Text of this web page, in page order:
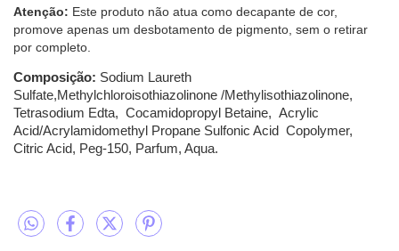
Atenção: Este produto não atua como decapante de cor,
promove apenas um desbotamento de pigmento, sem o retirar
por completo.
Composição: Sodium Laureth
Sulfate,Methylchloroisothiazolinone /Methylisothiazolinone,
Tetrasodium Edta,  Cocamidopropyl Betaine,  Acrylic
Acid/Acrylamidomethyl Propane Sulfonic Acid  Copolymer,
Citric Acid, Peg-150, Parfum, Aqua.